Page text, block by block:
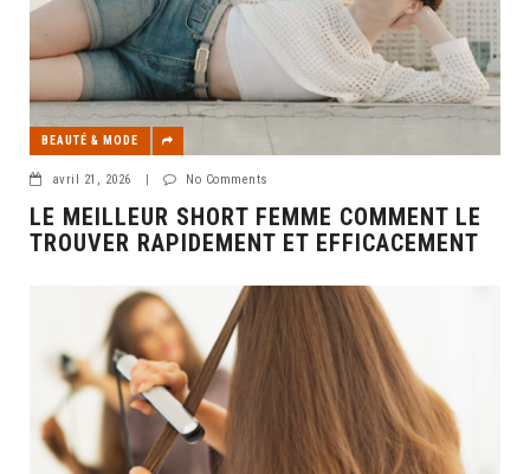
BEAUTÉ & MODE
avril 21, 2026 No Comments
LE MEILLEUR SHORT FEMME COMMENT LE
TROUVER RAPIDEMENT ET EFFICACEMENT